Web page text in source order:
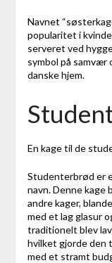
Navnet
popularitet i
serveret ved
symbol på samvær
danske hjem.
En kage til de
Studenterbrød er
navn. Denne kage
andre kager,
med et lag glasur
traditionelt blev
hvilket gjorde den
med et stramt